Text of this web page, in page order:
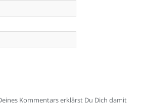
Kommentars erklärst Du Dich damit